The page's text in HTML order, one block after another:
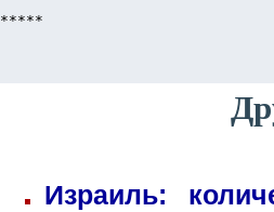
*****
Израиль: